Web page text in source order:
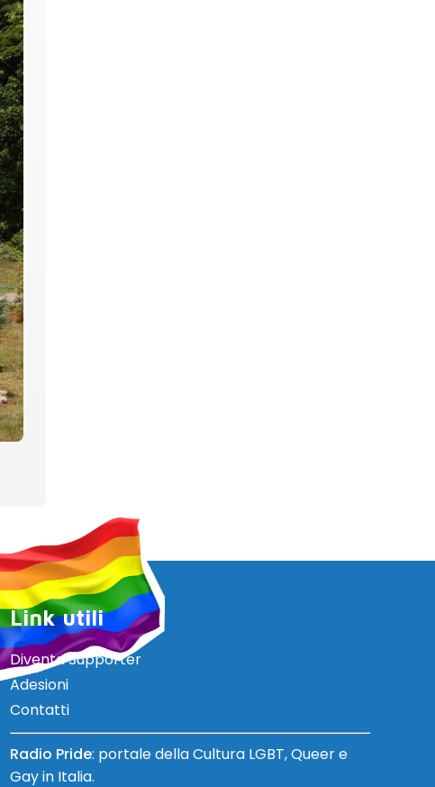
Link utili
Diventa Supporter
Adesioni
Contatti
Radio Pride: portale della Cultura LGBT, Queer e
Gay in Italia.